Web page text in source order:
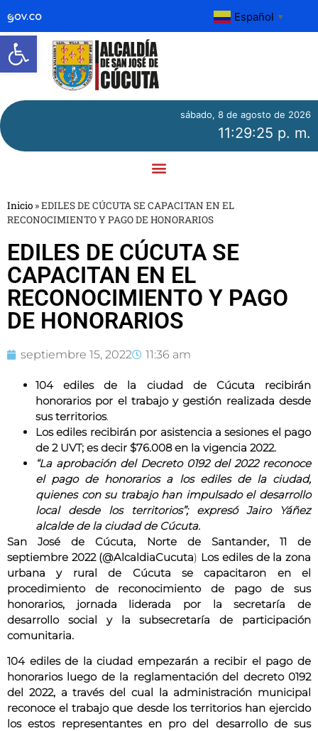
Abrir barra de herramientas
Español ▼
sábado, 8 de agosto de 2026
11:29:26 p. m.
Inicio »EDILES DE CÚCUTA SE CAPACITAN EN EL
RECONOCIMIENTO Y PAGO DE HONORARIOS
EDILES DE CÚCUTA SE
CAPACITAN EN EL
RECONOCIMIENTO Y PAGO
DE HONORARIOS
septiembre 15, 2022 11:36 am
104 ediles de la ciudad de Cúcuta recibirán
honorarios por el trabajo y gestión realizada desde
sus territorios.
Los ediles recibirán por asistencia a sesiones el pago
de 2 UVT; es decir $76.008 en la vigencia 2022.
“La aprobación del Decreto 0192 del 2022 reconoce
el pago de honorarios a los ediles de la ciudad,
quienes con su trabajo han impulsado el desarrollo
local desde los territorios”; expresó Jairo Yáñez
alcalde de la ciudad de Cúcuta.
San José de Cúcuta, Norte de Santander, 11 de
septiembre 2022 (@AlcaldiaCucuta) Los ediles de la zona
urbana y rural de Cúcuta se capacitaron en el
procedimiento de reconocimiento de pago de sus
honorarios, jornada liderada por la secretaría de
desarrollo social y la subsecretaría de participación
comunitaria.
104 ediles de la ciudad empezarán a recibir el pago de
honorarios luego de la reglamentación del decreto 0192
del 2022, a través del cual la administración municipal
reconoce el trabajo que desde los territorios han ejercido
los estos representantes en pro del desarrollo de sus